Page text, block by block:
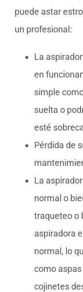
puede astar
un profesional:
La
en
simple
suelta o
esté
Pérdida de
La
normal o
traqueteo o
aspiradora
normal, lo
como
cojinetes